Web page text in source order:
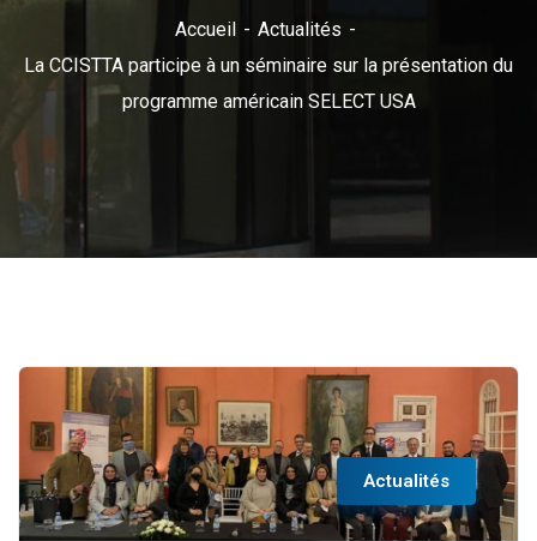
Accueil
Actualités
La CCISTTA participe à un séminaire sur la présentation du
programme américain SELECT USA
Actualités